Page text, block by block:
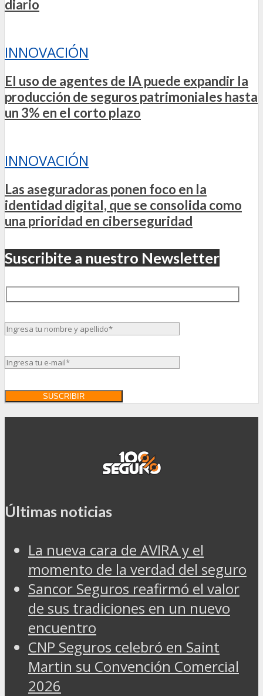
diario
INNOVACIÓN
El uso de agentes de IA puede expandir la
producción de seguros patrimoniales hasta
un 3% en el corto plazo
INNOVACIÓN
Las aseguradoras ponen foco en la
identidad digital, que se consolida como
una prioridad en ciberseguridad
Suscribite a nuestro Newsletter
Últimas noticias
La nueva cara de AVIRA y el
momento de la verdad del seguro
Sancor Seguros reafirmó el valor
de sus tradiciones en un nuevo
encuentro
CNP Seguros celebró en Saint
Martin su Convención Comercial
2026